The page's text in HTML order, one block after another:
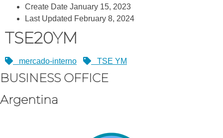
Create Date January 15, 2023
Last Updated February 8, 2024
TSE20YM
mercado-interno TSE YM
BUSINESS OFFICE
Argentina